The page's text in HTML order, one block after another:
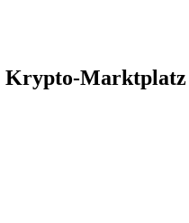
Krypto-Marktplatz